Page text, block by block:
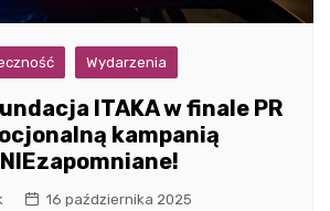
Wydarzenia
ITAKA w finale PR
kampanią
16 października 2025